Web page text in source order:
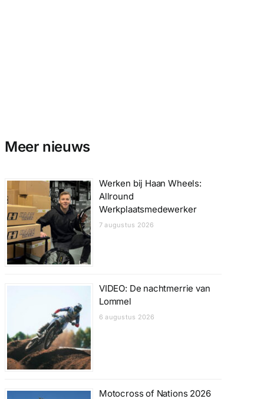
Meer nieuws
Werken bij Haan Wheels:
Allround
Werkplaatsmedewerker
7 augustus 2026
VIDEO: De nachtmerrie van
Lommel
6 augustus 2026
Motocross of Nations 2026